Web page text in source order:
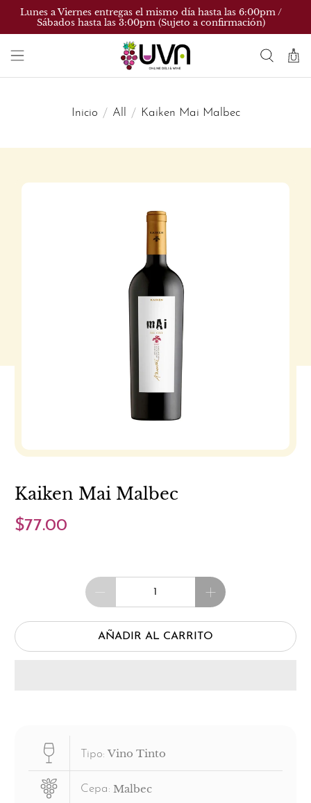
Lunes a Viernes entregas el mismo día hasta las 6:00pm /
Sábados hasta las 3:00pm (Sujeto a confirmación)
Inicio All Kaiken Mai Malbec
Kaiken Mai Malbec
$77.00
Cantidad
AÑADIR AL CARRITO
Tipo: Vino Tinto
Cepa: Malbec